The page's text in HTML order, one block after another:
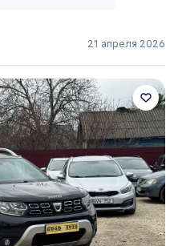
21 апреля 2026